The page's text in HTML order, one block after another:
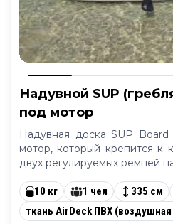
Надувной SUP
под мотор
Надувная доска SUP
мотор, который крепится к
двух регулируемых ремней
10 кг 1 чел 335 см
ткань AirDeck ПВХ (воздушная